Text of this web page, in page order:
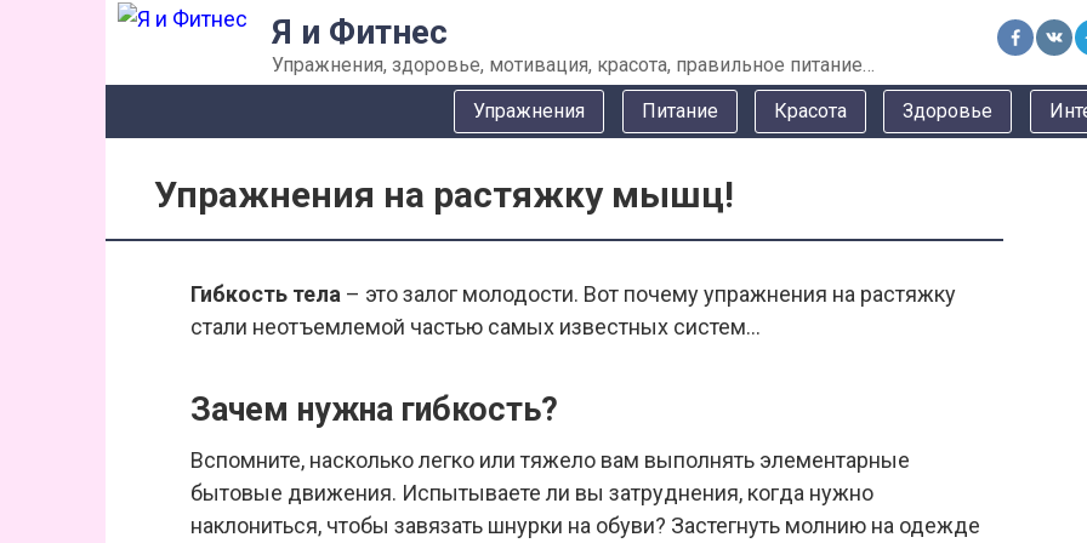
Я и Фитнес
Упражнения, здоровье, мотивация, красота, правильное питание…
Упражнения Питание Красота Здоровье
Упражнения на растяжку мышц!
Гибкость тела – это залог молодости. Вот почему упражнения на растяжку
стали неотъемлемой частью самых известных систем…
Зачем нужна гибкость?
Вспомните, насколько легко или тяжело вам выполнять элементарные
бытовые движения. Испытываете ли вы затруднения, когда нужно
наклониться, чтобы завязать шнурки на обуви? Застегнуть молнию на одежде